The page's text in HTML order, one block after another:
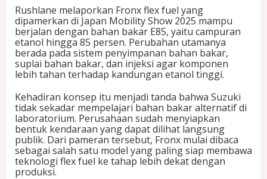
Rushlane melaporkan Fronx flex fuel yang
dipamerkan di Japan Mobility Show 2025 mampu
berjalan dengan bahan bakar E85, yaitu campuran
etanol hingga 85 persen. Perubahan utamanya
berada pada sistem penyimpanan bahan bakar,
suplai bahan bakar, dan injeksi agar komponen
lebih tahan terhadap kandungan etanol tinggi.
Kehadiran konsep itu menjadi tanda bahwa Suzuki
tidak sekadar mempelajari bahan bakar alternatif di
laboratorium. Perusahaan sudah menyiapkan
bentuk kendaraan yang dapat dilihat langsung
publik. Dari pameran tersebut, Fronx mulai dibaca
sebagai salah satu model yang paling siap membawa
teknologi flex fuel ke tahap lebih dekat dengan
produksi.